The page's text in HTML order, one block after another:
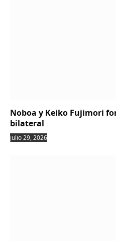
Noboa y Keiko Fujimori
bilateral
julio 29, 2026